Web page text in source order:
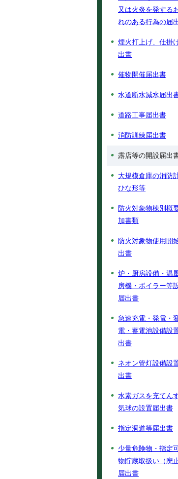
又は火炎を発する
れのある行為の届
煙火打上げ、仕掛
出書
催物開催届出書
水道断水減水届出
道路工事届出書
消防訓練届出書
露店等の開設届出
大規模倉庫の消防
ひな形等
防火対象物棟別概
加書類
防火対象物使用開
出書
炉・厨房設備・温
房機・ボイラー等
届出書
急速充電・発電・
電・蓄電池設備設
出書
ネオン管灯設備設
出書
水素ガスを充てん
気球の設置届出書
指定洞道等届出書
少量危険物・指定
物貯蔵取扱い（廃止
届出書